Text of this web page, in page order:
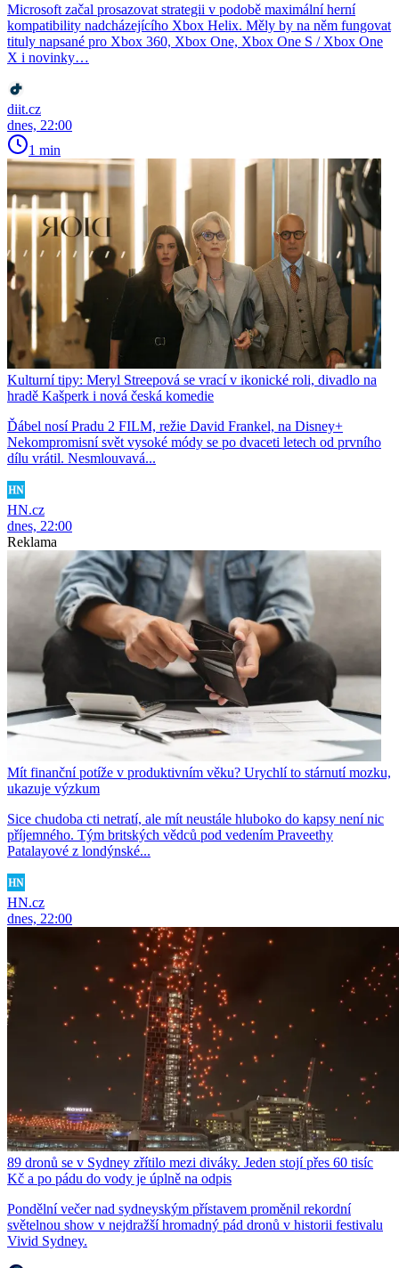
Microsoft začal prosazovat strategii v podobě maximální herní
kompatibility nadcházejícího Xbox Helix. Měly by na něm fungovat
tituly napsané pro Xbox 360, Xbox One, Xbox One S / Xbox One
X i novinky…
diit.cz
dnes, 22:00
1 min
Kulturní tipy: Meryl Streepová se vrací v ikonické roli, divadlo na
hradě Kašperk i nová česká komedie
Ďábel nosí Pradu 2 FILM, režie David Frankel, na Disney+
Nekompromisní svět vysoké módy se po dvaceti letech od prvního
dílu vrátil. Nesmlouvavá...
HN.cz
dnes, 22:00
Reklama
Mít finanční potíže v produktivním věku? Urychlí to stárnutí mozku,
ukazuje výzkum
Sice chudoba cti netratí, ale mít neustále hluboko do kapsy není nic
příjemného. Tým britských vědců pod vedením Praveethy
Patalayové z londýnské...
HN.cz
dnes, 22:00
89 dronů se v Sydney zřítilo mezi diváky. Jeden stojí přes 60 tisíc
Kč a po pádu do vody je úplně na odpis
Pondělní večer nad sydneyským přístavem proměnil rekordní
světelnou show v nejdražší hromadný pád dronů v historii festivalu
Vivid Sydney.